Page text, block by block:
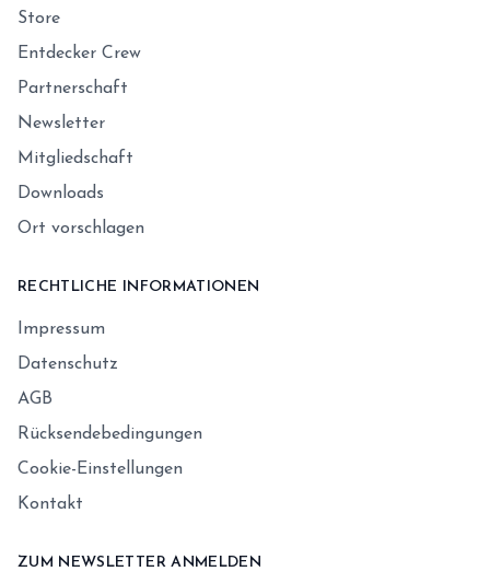
Store
Entdecker Crew
Partnerschaft
Newsletter
Mitgliedschaft
Downloads
Ort vorschlagen
RECHTLICHE INFORMATIONEN
Impressum
Datenschutz
AGB
Rücksendebedingungen
Cookie-Einstellungen
Kontakt
ZUM NEWSLETTER ANMELDEN